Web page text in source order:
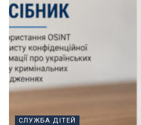
СЛУЖБА ДІТЕЙ